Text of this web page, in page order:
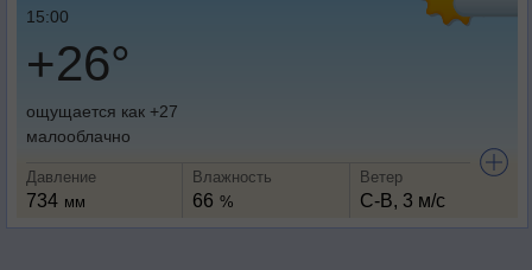
15:00
+26°
ощущается как +27
малооблачно
Давление
734 мм
Влажность
66 %
Ветер
С-В, 3 м/с